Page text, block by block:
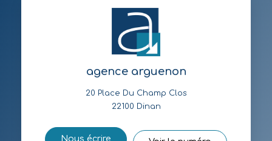
agence arguenon
20 Place Du Champ Clos
22100 Dinan
Nous écrire